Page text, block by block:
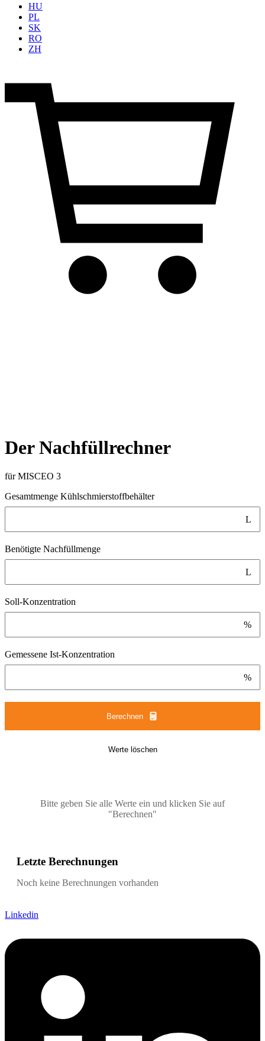
HU
PL
SK
RO
ZH
Der Nachfüllrechner
für MISCEO 3
Gesamtmenge Kühlschmierstoffbehälter
L
Benötigte Nachfüllmenge
L
Soll-Konzentration
%
Gemessene Ist-Konzentration
%
Berechnen
Werte löschen
Bitte geben Sie alle Werte ein und klicken Sie auf
"Berechnen"
Letzte Berechnungen
Noch keine Berechnungen vorhanden
Linkedin